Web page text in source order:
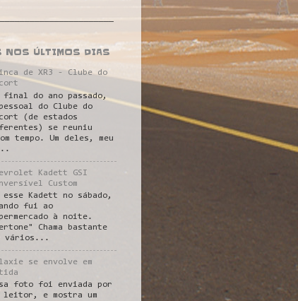
NOS ÚLTIMOS DIAS
de XR3 - Clube do
final do ano passado,
do Clube do
(de estados
se reuniu
tempo. Um deles, meu
Kadett GSI
Custom
Kadett no sábado,
fui ao
à noite.
Chama bastante
vários...
se envolve em
foto foi enviada por
leitor, e mostra um